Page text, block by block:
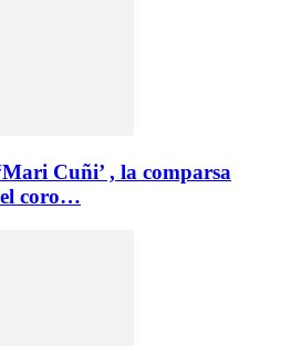
Cuñi’ , la comparsa
el coro…